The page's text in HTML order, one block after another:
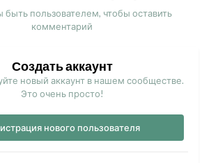
пользователем, чтобы оставить
комментарий
Создать аккаунт
новый аккаунт в нашем сообществе.
Это очень просто!
нового пользователя